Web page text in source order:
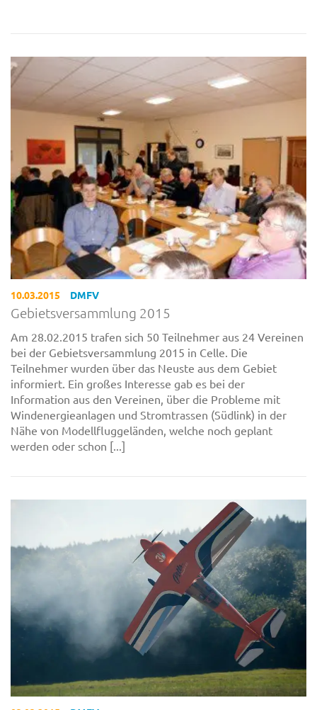
10.03.2015 DMFV
Gebietsversammlung 2015
Am 28.02.2015 trafen sich 50 Teilnehmer aus 24 Vereinen
bei der Gebietsversammlung 2015 in Celle. Die
Teilnehmer wurden über das Neuste aus dem Gebiet
informiert. Ein großes Interesse gab es bei der
Information aus den Vereinen, über die Probleme mit
Windenergieanlagen und Stromtrassen (Südlink) in der
Nähe von Modellfluggeländen, welche noch geplant
werden oder schon [...]